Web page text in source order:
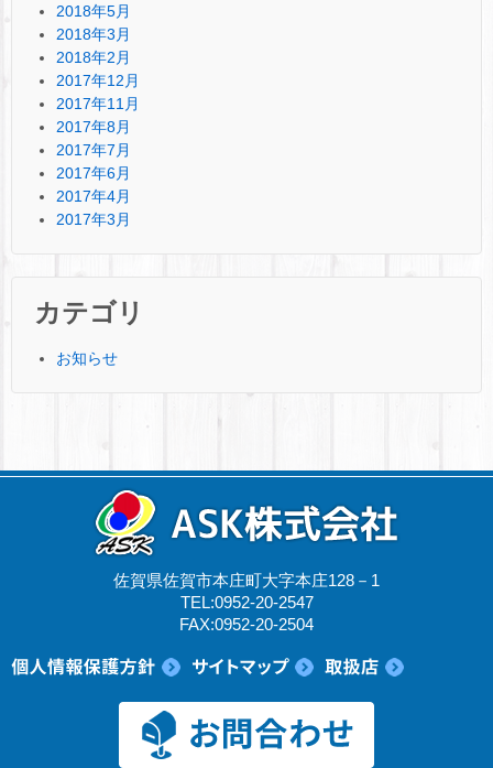
2018年5月
2018年3月
2018年2月
2017年12月
2017年11月
2017年8月
2017年7月
2017年6月
2017年4月
2017年3月
カテゴリ
お知らせ
佐賀県佐賀市本庄町大字本庄128－1
TEL:0952-20-2547
FAX:0952-20-2504